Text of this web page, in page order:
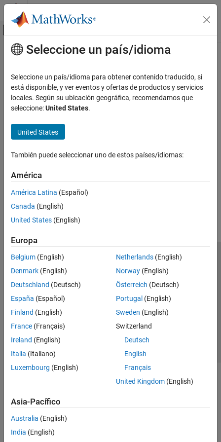
Saltar al contenido
Mostrar/ocultar menú de navegación
Inicio de Documentación
FPGA, ASIC, and SoC Development
Contenido principal
How useful was this information?
Seleccione un país/idioma
Seleccione un país/idioma para obtener contenido traducido, si
está disponible, y ver eventos y ofertas de productos y servicios
locales. Según su ubicación geográfica, recomendamos que
seleccione:United States.
United States
También puede seleccionar uno de estos países/idiomas:
América
América Latina (Español)
Canada (English)
United States (English)
Europa
Belgium (English)
Denmark (English)
Deutschland (Deutsch)
España (Español)
Finland (English)
France (Français)
Ireland (English)
Italia (Italiano)
Luxembourg (English)
Netherlands(English)
Norway(English)
Österreich (Deutsch)
Portugal (English)
Sweden (English)
Switzerland
Deutsch
English
Français
United Kingdom(English)
Asia-Pacífico
Australia (English)
India (English)
Centro de confianza
Marcas comerciales
Política de privacidad
Antipiratería
Estado de las aplicaciones
Información de contacto
© 1994-2026 The MathWorks, Inc.